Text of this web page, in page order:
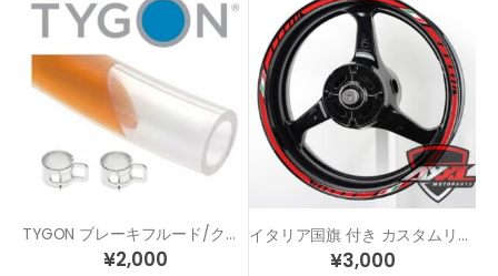
TYGON ブレーキフルード/クラッチフルード 専用ホース (クリア)
¥2,000
イタリア国旗 付き カスタムリムステッカー STD5-IT
¥3,000